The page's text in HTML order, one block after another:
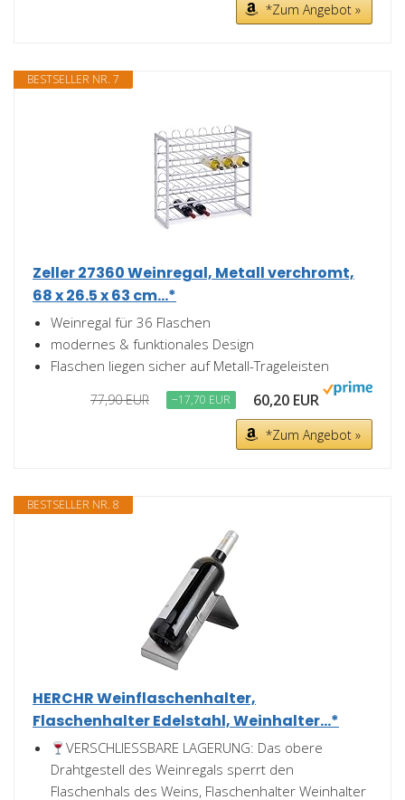
*Zum Angebot »
BESTSELLER NR. 7
Zeller 27360 Weinregal, Metall verchromt,
68 x 26.5 x 63 cm...*
Weinregal für 36 Flaschen
modernes & funktionales Design
Flaschen liegen sicher auf Metall-Trageleisten
77,90 EUR −17,70 EUR 60,20 EUR
*Zum Angebot »
BESTSELLER NR. 8
HERCHR Weinflaschenhalter,
Flaschenhalter Edelstahl, Weinhalter...*
VERSCHLIESSBARE LAGERUNG: Das obere
Drahtgestell des Weinregals sperrt den
Flaschenhals des Weins, Flaschenhalter Weinhalter